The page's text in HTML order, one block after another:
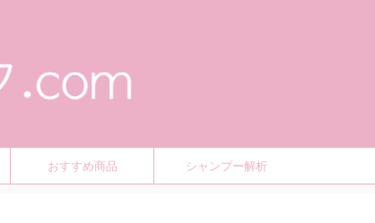
おすすめ商品 シャンプー解析